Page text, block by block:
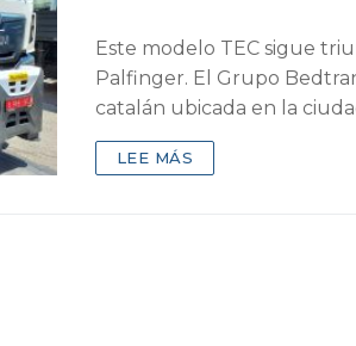
Este modelo TEC sigue
Palfinger. El Grupo
catalán ubicada en la
LEE MÁS